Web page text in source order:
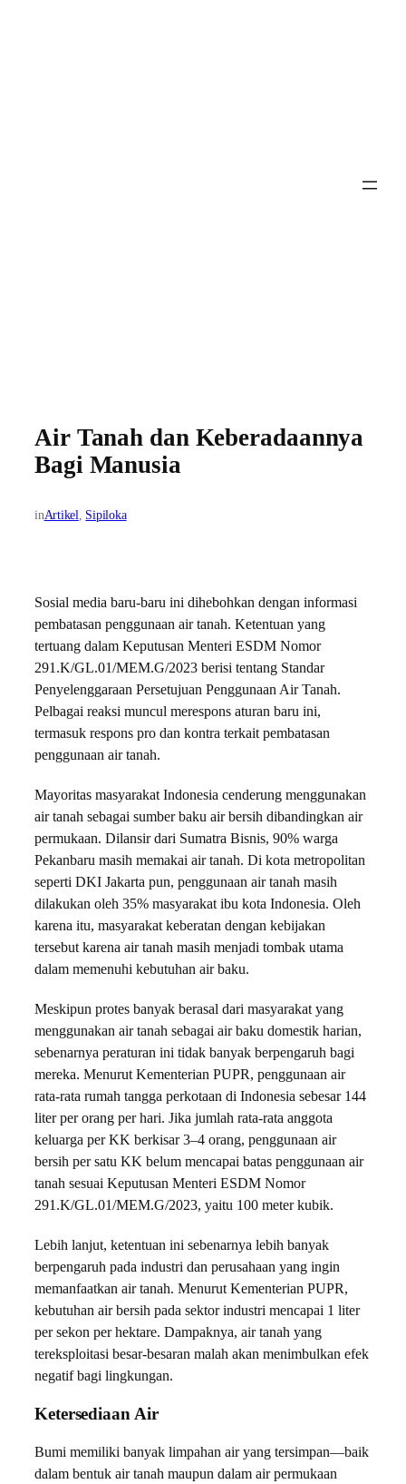
Air Tanah dan Keberadaannya
Bagi Manusia
inArtikel, Sipiloka
Sosial media baru-baru ini dihebohkan dengan informasi
pembatasan penggunaan air tanah. Ketentuan yang
tertuang dalam Keputusan Menteri ESDM Nomor
291.K/GL.01/MEM.G/2023 berisi tentang Standar
Penyelenggaraan Persetujuan Penggunaan Air Tanah.
Pelbagai reaksi muncul merespons aturan baru ini,
termasuk respons pro dan kontra terkait pembatasan
penggunaan air tanah.
Mayoritas masyarakat Indonesia cenderung menggunakan
air tanah sebagai sumber baku air bersih dibandingkan air
permukaan. Dilansir dari Sumatra Bisnis, 90% warga
Pekanbaru masih memakai air tanah. Di kota metropolitan
seperti DKI Jakarta pun, penggunaan air tanah masih
dilakukan oleh 35% masyarakat ibu kota Indonesia. Oleh
karena itu, masyarakat keberatan dengan kebijakan
tersebut karena air tanah masih menjadi tombak utama
dalam memenuhi kebutuhan air baku.
Meskipun protes banyak berasal dari masyarakat yang
menggunakan air tanah sebagai air baku domestik harian,
sebenarnya peraturan ini tidak banyak berpengaruh bagi
mereka. Menurut Kementerian PUPR, penggunaan air
rata-rata rumah tangga perkotaan di Indonesia sebesar 144
liter per orang per hari. Jika jumlah rata-rata anggota
keluarga per KK berkisar 3–4 orang, penggunaan air
bersih per satu KK belum mencapai batas penggunaan air
tanah sesuai Keputusan Menteri ESDM Nomor
291.K/GL.01/MEM.G/2023, yaitu 100 meter kubik.
Lebih lanjut, ketentuan ini sebenarnya lebih banyak
berpengaruh pada industri dan perusahaan yang ingin
memanfaatkan air tanah. Menurut Kementerian PUPR,
kebutuhan air bersih pada sektor industri mencapai 1 liter
per sekon per hektare. Dampaknya, air tanah yang
tereksploitasi besar-besaran malah akan menimbulkan efek
negatif bagi lingkungan.
Ketersediaan Air
Bumi memiliki banyak limpahan air yang tersimpan—baik
dalam bentuk air tanah maupun dalam air permukaan